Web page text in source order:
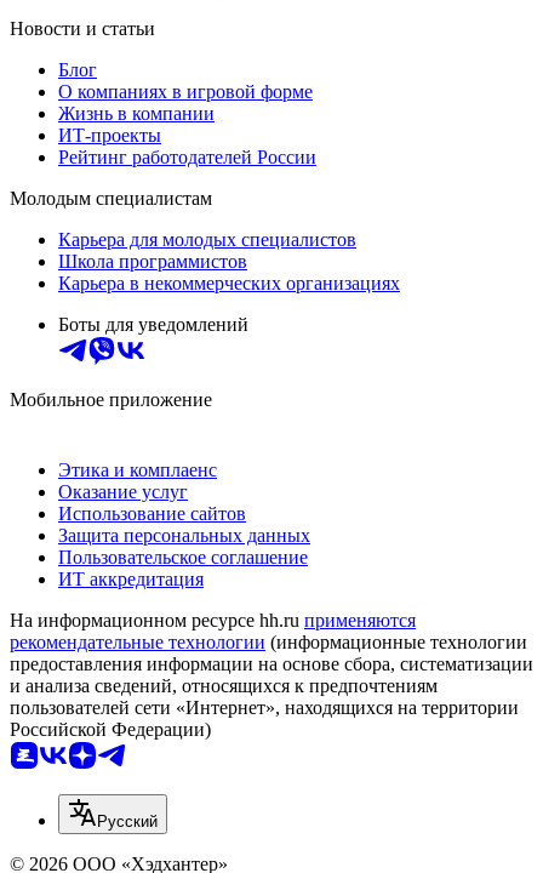
Новости и статьи
Блог
О компаниях в игровой форме
Жизнь в компании
ИТ-проекты
Рейтинг работодателей России
Молодым специалистам
Карьера для молодых специалистов
Школа программистов
Карьера в некоммерческих организациях
Боты для уведомлений
Мобильное приложение
Этика и комплаенс
Оказание услуг
Использование сайтов
Защита персональных данных
Пользовательское соглашение
ИТ аккредитация
На информационном ресурсе hh.ru применяются
рекомендательные технологии (информационные технологии
предоставления информации на основе сбора, систематизации
и анализа сведений, относящихся к предпочтениям
пользователей сети «Интернет», находящихся на территории
Российской Федерации)
Русский
© 2026 ООО «Хэдхантер»